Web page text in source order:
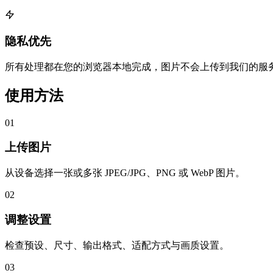
隐私优先
所有处理都在您的浏览器本地完成，图片不会上传到我们的服
使用方法
01
上传图片
从设备选择一张或多张 JPEG/JPG、PNG 或 WebP 图片。
02
调整设置
检查预设、尺寸、输出格式、适配方式与画质设置。
03